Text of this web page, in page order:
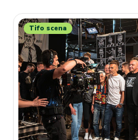
Tifo scena